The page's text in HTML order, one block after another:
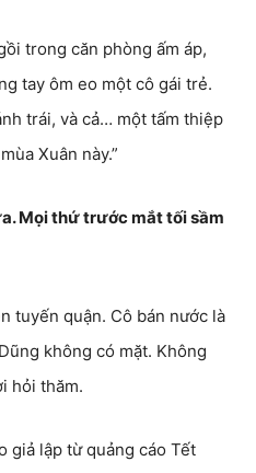
trong căn phòng ấm áp,
tay ôm eo một cô gái trẻ.
trái, và cả… một tấm thiệp
Xuân này.”
Mọi thứ trước mắt tối sầm
tuyến quận. Cô bán nước là
không có mặt. Không
hỏi thăm.
giả lập từ quảng cáo Tết